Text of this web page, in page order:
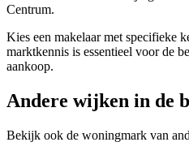
Centrum.
Kies een makelaar met specifieke
marktkennis is essentieel voor de
aankoop.
Andere wijken in de
Bekijk ook de woningmark van